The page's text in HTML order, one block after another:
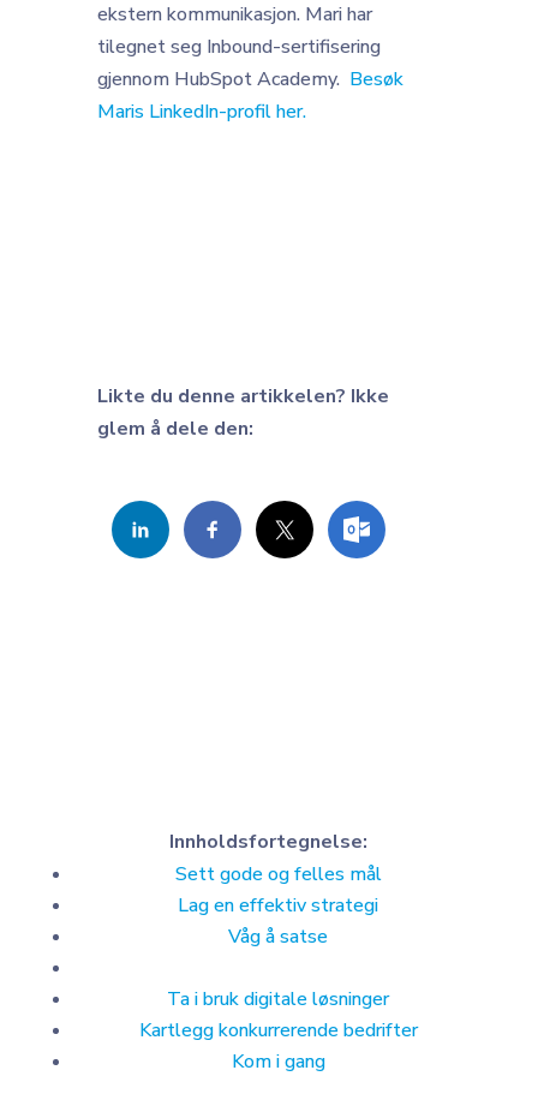
ekstern kommunikasjon. Mari har
tilegnet seg Inbound-sertifisering
gjennom HubSpot Academy. Besøk
Maris LinkedIn-profil her.
Likte du denne artikkelen? Ikke
glem å dele den:
Innholdsfortegnelse:
Sett gode og felles mål
Lag en effektiv strategi
Våg å satse
Ta i bruk digitale løsninger
Kartlegg konkurrerende bedrifter
Kom i gang